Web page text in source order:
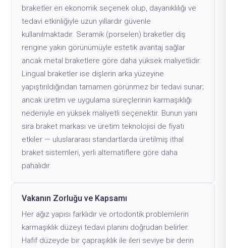
braketler en ekonomik seçenek olup, dayanıklılığı ve
tedavi etkinliğiyle uzun yıllardır güvenle
kullanılmaktadır. Seramik (porselen) braketler diş
rengine yakın görünümüyle estetik avantaj sağlar
ancak metal braketlere göre daha yüksek maliyetlidir.
Lingual braketler ise dişlerin arka yüzeyine
yapıştırıldığından tamamen görünmez bir tedavi sunar;
ancak üretim ve uygulama süreçlerinin karmaşıklığı
nedeniyle en yüksek maliyetli seçenektir. Bunun yanı
sıra braket markası ve üretim teknolojisi de fiyatı
etkiler — uluslararası standartlarda üretilmiş ithal
braket sistemleri, yerli alternatiflere göre daha
pahalıdır.
Vakanın Zorluğu ve Kapsamı
Her ağız yapısı farklıdır ve ortodontik problemlerin
karmaşıklık düzeyi tedavi planını doğrudan belirler.
Hafif düzeyde bir çapraşıklık ile ileri seviye bir derin